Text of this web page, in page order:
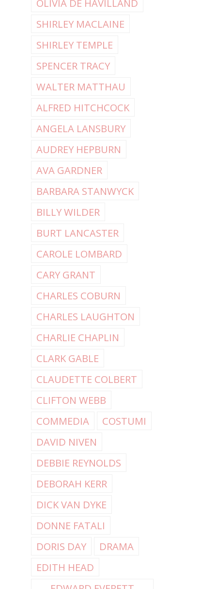
OLIVIA DE HAVILLAND
SHIRLEY MACLAINE
SHIRLEY TEMPLE
SPENCER TRACY
WALTER MATTHAU
ALFRED HITCHCOCK
ANGELA LANSBURY
AUDREY HEPBURN
AVA GARDNER
BARBARA STANWYCK
BILLY WILDER
BURT LANCASTER
CAROLE LOMBARD
CARY GRANT
CHARLES COBURN
CHARLES LAUGHTON
CHARLIE CHAPLIN
CLARK GABLE
CLAUDETTE COLBERT
CLIFTON WEBB
COMMEDIA
COSTUMI
DAVID NIVEN
DEBBIE REYNOLDS
DEBORAH KERR
DICK VAN DYKE
DONNE FATALI
DORIS DAY
DRAMA
EDITH HEAD